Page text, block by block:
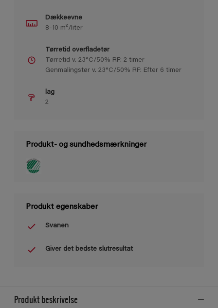
Dækkeevne
8-10 m²/liter
Tørretid overfladetør
Tørretid v. 23°C/50% RF: 2 timer
Genmalingstør v. 23°C/50% RF: Efter 6 timer
lag
2
Produkt- og sundhedsmærkninger
Produkt egenskaber
Svanen
Giver det bedste slutresultat
Produkt beskrivelse